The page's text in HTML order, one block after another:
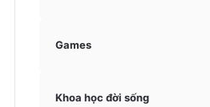
Games
Khoa học đời sống